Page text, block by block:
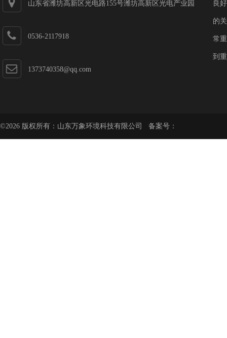
山东省潍坊高新区光电路155号潍坊高新区光电产业园
0536-2117918
1373740358@qq.com
良
的
常
到
©2026 版权所有：山东万象环境科技有限公司 备案号：